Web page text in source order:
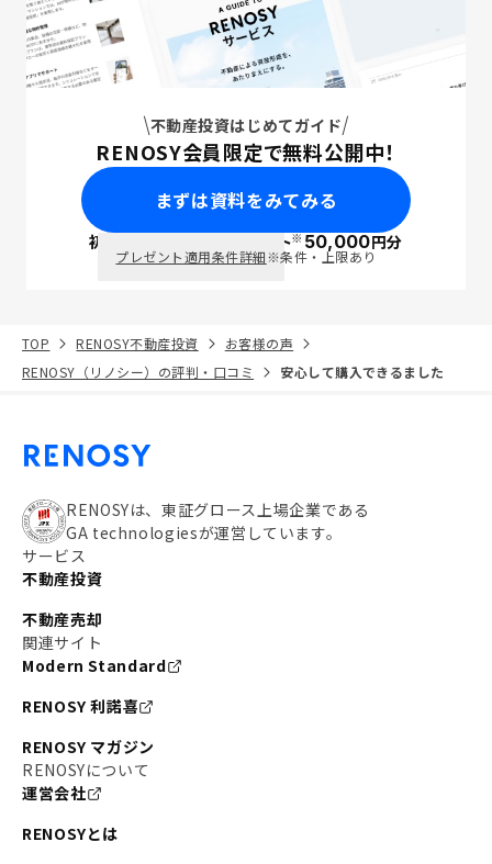
不動産投資はじめてガイド
RENOSY会員限定で無料公開中！
まずは資料をみてみる
初回面談で ポイント※50,000円分
プレゼント適用条件詳細※条件・上限あり
TOP RENOSY不動産投資
お客様の声
RENOSY（リノシー）の評判・口コミ
安心して購入できるました
RENOSYは、東証グロース上場企業である
GA technologiesが運営しています。
サービス
不動産投資
不動産売却
関連サイト
Modern Standard
RENOSY 利諾喜
RENOSY マガジン
RENOSYについて
運営会社
RENOSYとは